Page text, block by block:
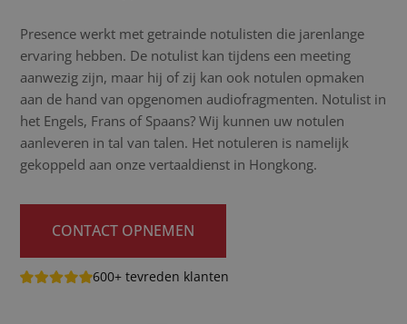
Presence werkt met getrainde notulisten die jarenlange
ervaring hebben. De notulist kan tijdens een meeting
aanwezig zijn, maar hij of zij kan ook notulen opmaken
aan de hand van opgenomen audiofragmenten. Notulist in
het Engels, Frans of Spaans? Wij kunnen uw notulen
aanleveren in tal van talen. Het notuleren is namelijk
gekoppeld aan onze vertaaldienst in Hongkong.
CONTACT OPNEMEN
600+ tevreden klanten